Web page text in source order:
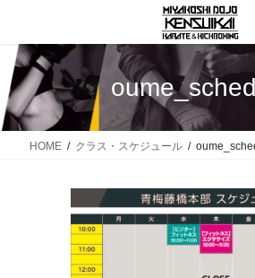
ン
ツ
へ
ー
シ
ョ
HOME クラス・スケジュール